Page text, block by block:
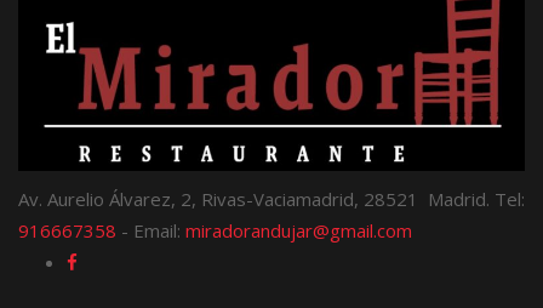
Av. Aurelio Álvarez, 2, Rivas-Vaciamadrid, 28521 Madrid. Tel:
916667358 - Email: miradorandujar@gmail.com